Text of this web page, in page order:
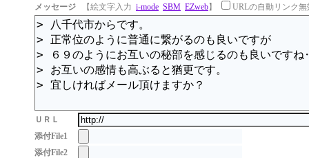
メッセージ
【絵文字入力 i-mode SBM EZweb】 URLの自動リンク無
ＵＲＬ
添付File1
添付File2